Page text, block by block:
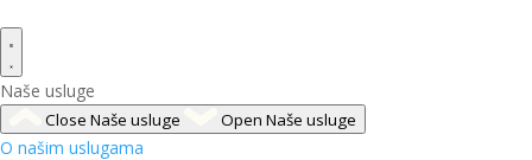
Naše usluge
Close Naše usluge Open Naše usluge
O našim uslugama